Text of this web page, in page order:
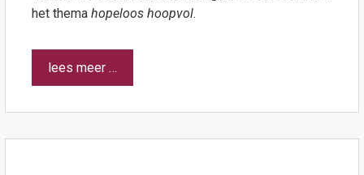
het thema hopeloos hoopvol.
lees meer …